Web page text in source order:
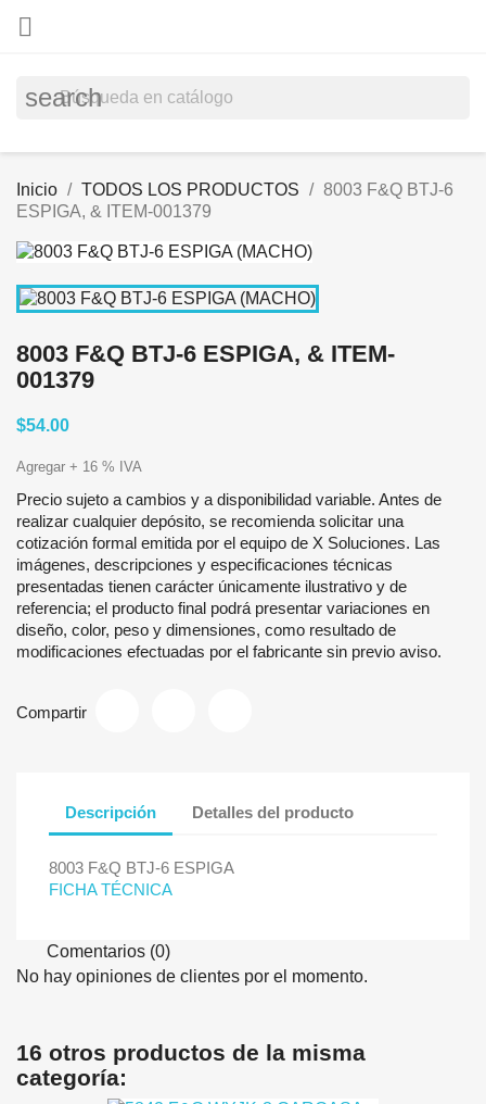

search
Inicio TODOS LOS PRODUCTOS
8003 F&Q BTJ-6
ESPIGA, & ITEM-001379
8003 F&Q BTJ-6 ESPIGA, & ITEM-
001379
$54.00
Agregar + 16 % IVA
Precio sujeto a cambios y a disponibilidad variable. Antes de
realizar cualquier depósito, se recomienda solicitar una
cotización formal emitida por el equipo de X Soluciones. Las
imágenes, descripciones y especificaciones técnicas
presentadas tienen carácter únicamente ilustrativo y de
referencia; el producto final podrá presentar variaciones en
diseño, color, peso y dimensiones, como resultado de
modificaciones efectuadas por el fabricante sin previo aviso.
Compartir
Descripción Detalles del producto
8003 F&Q BTJ-6 ESPIGA
FICHA TÉCNICA
Comentarios (0)
No hay opiniones de clientes por el momento.
16 otros productos de la misma
categoría: